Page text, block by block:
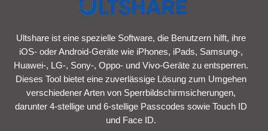
Ultshare ist eine spezielle Software, die Benutzern hilft, ihre
iOS- oder Android-Geräte wie iPhones, iPads, Samsung-,
Huawei-, LG-, Sony-, Oppo- und Vivo-Geräte zu entsperren.
Dieses Tool bietet eine zuverlässige Lösung zum Umgehen
verschiedener Arten von Sperrbildschirmsicherungen,
darunter 4-stellige und 6-stellige Passcodes sowie Touch ID
und Face ID.